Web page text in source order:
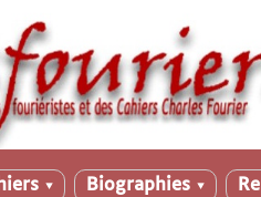
▼ Biographies ▼